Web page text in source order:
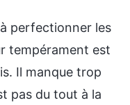
perfectionner les
tempérament est
Il manque trop
pas du tout à la